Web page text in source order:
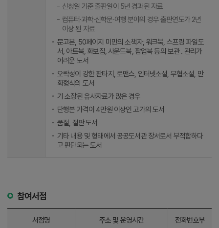
신청일 기준 출판일이 5년 경과된 자료
컴퓨터·과학·신학문·여행 분야의 경우 출판연도가 2년
이상 된 자료
문고본, 50페이지 미만의 소책자, 워크북, 스프링 파일도
서, 아트북, 화보집, 사운드북, 팝업북 등의 보관 ․ 관리가
어려운 도서
오락성이 강한 판타지, 로맨스, 인터넷소설, 무협소설, 만
화형식의 도서
기 소장된 유사자료가 많은 경우
단행본 가격이 4만원 이상인 고가의 도서
품절, 절판 도서
기타 내용 및 형태에서 공공도서관 장서로서 부적합하다
고 판단되는 도서
참여서점
서점명 주소 및 운영시간 전화번호부